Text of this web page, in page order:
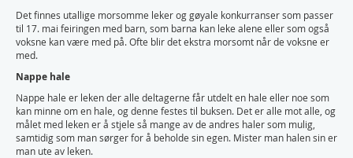
Det finnes utallige morsomme leker og gøyale konkurranser som passer
til 17. mai feiringen med barn, som barna kan leke alene eller som også
voksne kan være med på. Ofte blir det ekstra morsomt når de voksne er
med.
Nappe hale
Nappe hale er leken der alle deltagerne får utdelt en hale eller noe som
kan minne om en hale, og denne festes til buksen. Det er alle mot alle, og
målet med leken er å stjele så mange av de andres haler som mulig,
samtidig som man sørger for å beholde sin egen. Mister man halen sin er
man ute av leken.